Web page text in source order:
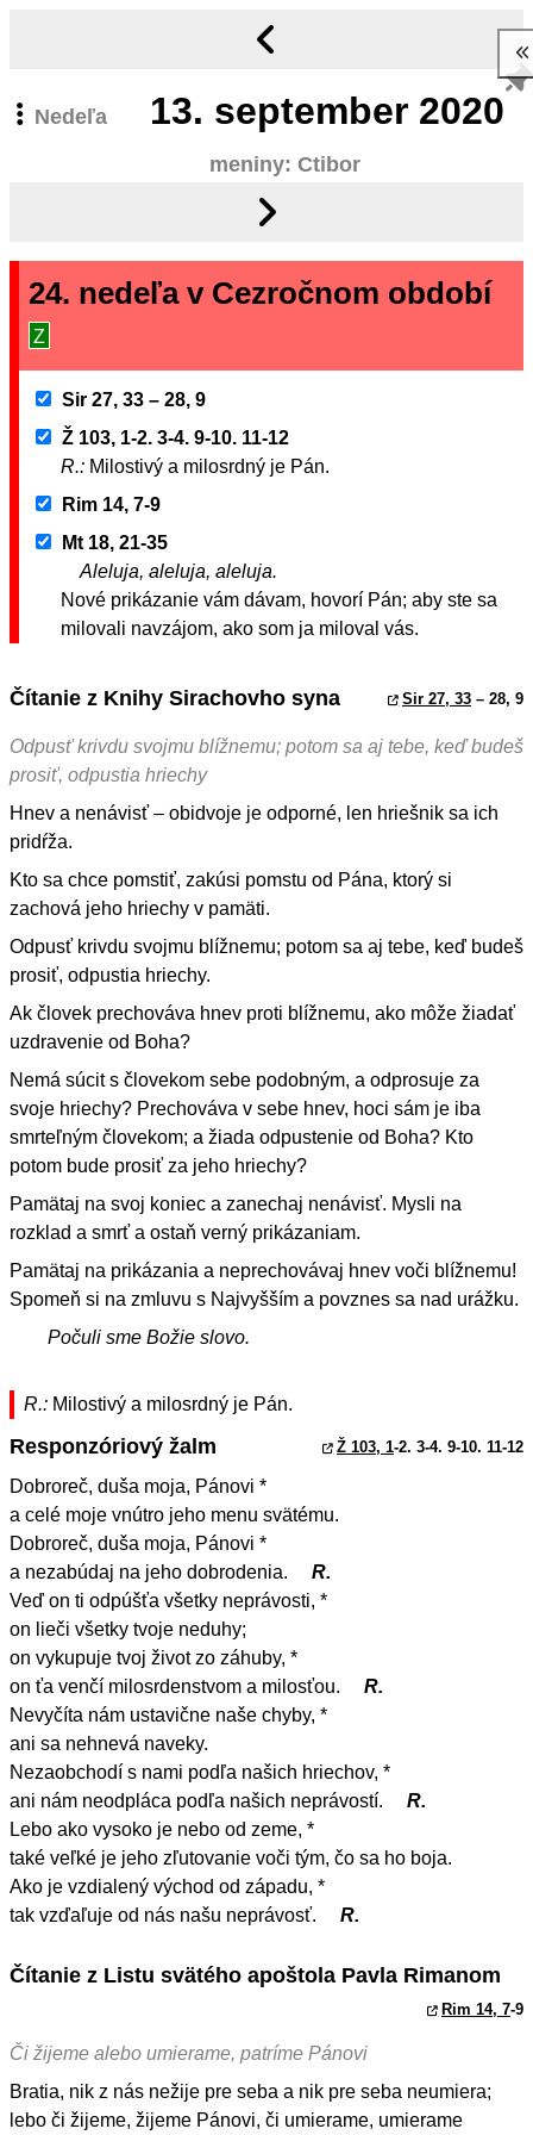
Nedeľa 13. september 2020
meniny: Ctibor
24. nedeľa v Cezročnom období
Z
Sir 27, 33 – 28, 9
Ž 103, 1-2. 3-4. 9-10. 11-12
R.: Milostivý a milosrdný je Pán.
Rim 14, 7-9
Mt 18, 21-35
Aleluja, aleluja, aleluja.
Nové prikázanie vám dávam, hovorí Pán; aby ste sa
milovali navzájom, ako som ja miloval vás.
Čítanie z Knihy Sirachovho syna Sir 27, 33 – 28, 9
Odpusť krivdu svojmu blížnemu; potom sa aj tebe, keď budeš
prosiť, odpustia hriechy
Hnev a nenávisť – obidvoje je odporné, len hriešnik sa ich
pridŕža.
Kto sa chce pomstiť, zakúsi pomstu od Pána, ktorý si
zachová jeho hriechy v pamäti.
Odpusť krivdu svojmu blížnemu; potom sa aj tebe, keď budeš
prosiť, odpustia hriechy.
Ak človek prechováva hnev proti blížnemu, ako môže žiadať
uzdravenie od Boha?
Nemá súcit s človekom sebe podobným, a odprosuje za
svoje hriechy? Prechováva v sebe hnev, hoci sám je iba
smrteľným človekom; a žiada odpustenie od Boha? Kto
potom bude prosiť za jeho hriechy?
Pamätaj na svoj koniec a zanechaj nenávisť. Mysli na
rozklad a smrť a ostaň verný prikázaniam.
Pamätaj na prikázania a neprechovávaj hnev voči blížnemu!
Spomeň si na zmluvu s Najvyšším a povznes sa nad urážku.
Počuli sme Božie slovo.
R.: Milostivý a milosrdný je Pán.
Responzóriový žalm Ž 103, 1-2. 3-4. 9-10. 11-12
Dobroreč, duša moja, Pánovi *
a celé moje vnútro jeho menu svätému.
Dobroreč, duša moja, Pánovi *
a nezabúdaj na jeho dobrodenia.
R.
Veď on ti odpúšťa všetky neprávosti, *
on lieči všetky tvoje neduhy;
on vykupuje tvoj život zo záhuby, *
on ťa venčí milosrdenstvom a milosťou.
R.
Nevyčíta nám ustavične naše chyby, *
ani sa nehnevá naveky.
Nezaobchodí s nami podľa našich hriechov, *
ani nám neodpláca podľa našich neprávostí.
R.
Lebo ako vysoko je nebo od zeme, *
také veľké je jeho zľutovanie voči tým, čo sa ho boja.
Ako je vzdialený východ od západu, *
tak vzďaľuje od nás našu neprávosť.
R.
Čítanie z Listu svätého apoštola Pavla Rimanom
Rim 14, 7-9
Či žijeme alebo umierame, patríme Pánovi
Bratia, nik z nás nežije pre seba a nik pre seba neumiera;
lebo či žijeme, žijeme Pánovi, či umierame, umierame